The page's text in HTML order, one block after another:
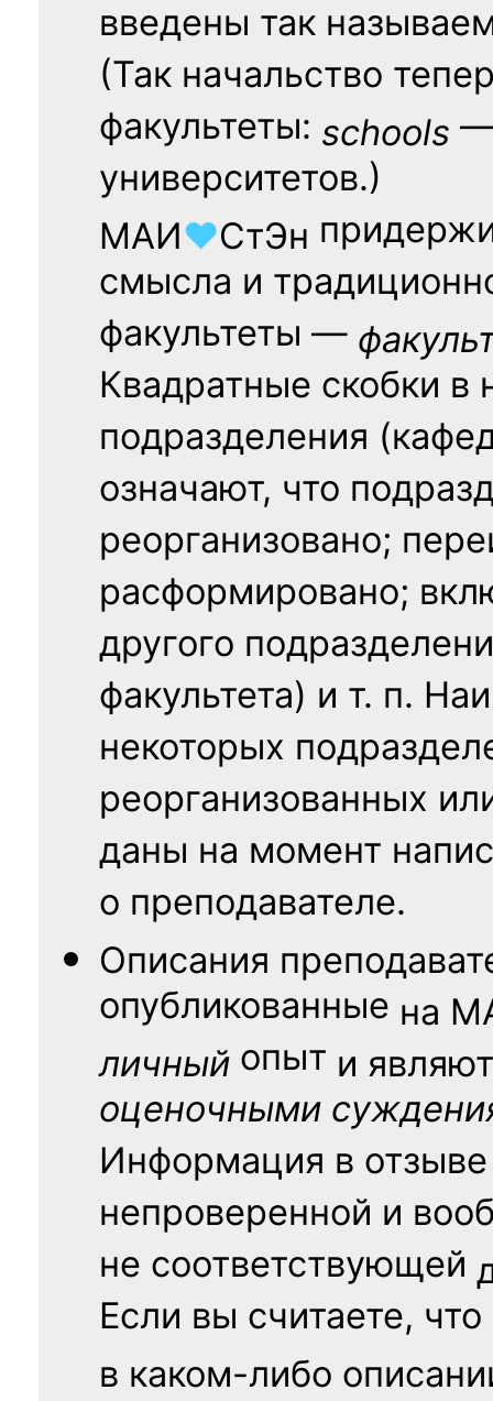
введены так
(Так начальство
факультеты: schools —
университетов.)
МАИ♥СтЭн
смысла и
факультеты —
Квадратные скобки в
подразделения
означают, что
реорганизовано;
расформировано;
другого
факультета) и т. п.
некоторых
реорганизованных
даны на момент
о преподавателе.
Описания
опубликованные на
личный опыт и
оценочными
Информация в
непроверенной и
не соответствующей
Если вы считаете, что
в каком-либо